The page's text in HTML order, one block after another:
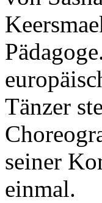
Tänzer
seiner
einmal.